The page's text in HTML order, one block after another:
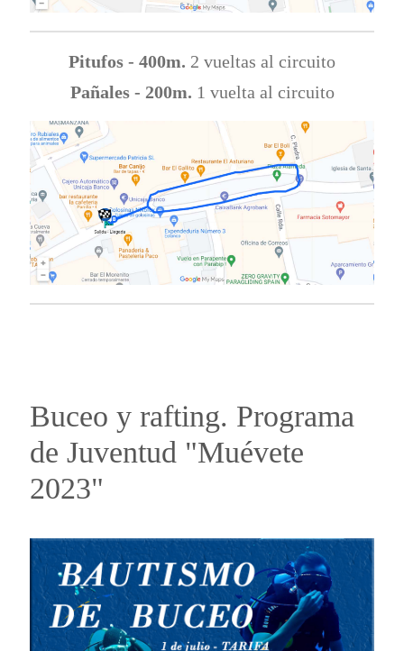
Pitufos - 400m. 2 vueltas al circuito
Pañales - 200m. 1 vuelta al circuito
Buceo y rafting. Programa
de Juventud "Muévete
2023"